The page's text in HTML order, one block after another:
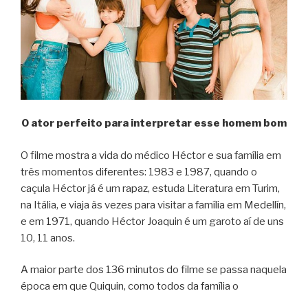
O ator perfeito para interpretar esse homem bom
O filme mostra a vida do médico Héctor e sua família em
três momentos diferentes: 1983 e 1987, quando o
caçula Héctor já é um rapaz, estuda Literatura em Turim,
na Itália, e viaja às vezes para visitar a família em Medellín,
e em 1971, quando Héctor Joaquin é um garoto aí de uns
10, 11 anos.
A maior parte dos 136 minutos do filme se passa naquela
época em que Quiquin, como todos da família o